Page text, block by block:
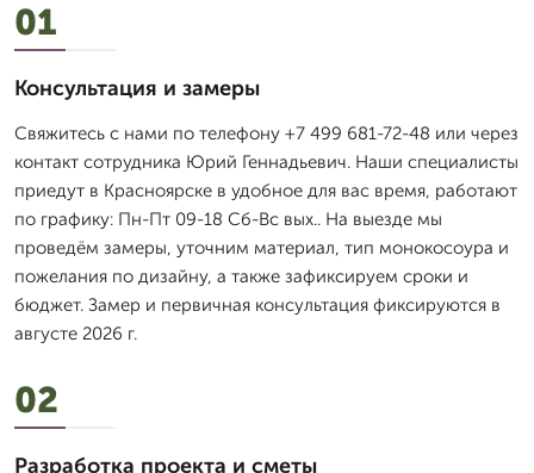
01
Консультация и замеры
Свяжитесь с нами по телефону +7 499 681-72-48 или через
контакт сотрудника Юрий Геннадьевич. Наши специалисты
приедут в Красноярске в удобное для вас время, работают
по графику: Пн-Пт 09-18 Сб-Вс вых.. На выезде мы
проведём замеры, уточним материал, тип монокосоура и
пожелания по дизайну, а также зафиксируем сроки и
бюджет. Замер и первичная консультация фиксируются в
августе 2026 г.
02
Разработка проекта и сметы